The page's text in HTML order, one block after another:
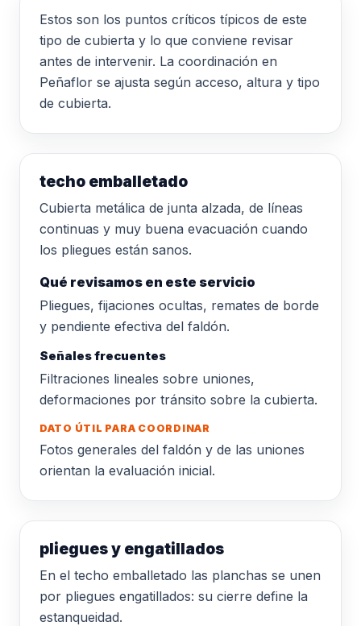
Estos son los puntos críticos típicos de este
tipo de cubierta y lo que conviene revisar
antes de intervenir. La coordinación en
Peñaflor se ajusta según acceso, altura y tipo
de cubierta.
techo emballetado
Cubierta metálica de junta alzada, de líneas
continuas y muy buena evacuación cuando
los pliegues están sanos.
Qué revisamos en este servicio
Pliegues, fijaciones ocultas, remates de borde
y pendiente efectiva del faldón.
Señales frecuentes
Filtraciones lineales sobre uniones,
deformaciones por tránsito sobre la cubierta.
DATO ÚTIL PARA COORDINAR
Fotos generales del faldón y de las uniones
orientan la evaluación inicial.
pliegues y engatillados
En el techo emballetado las planchas se unen
por pliegues engatillados: su cierre define la
estanqueidad.